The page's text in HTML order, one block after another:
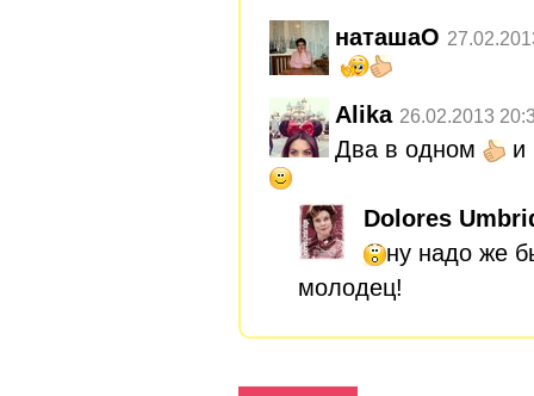
наташаО
Alika 26.02.2013
Два в одном и
Dolores
ну надо же
молодец!